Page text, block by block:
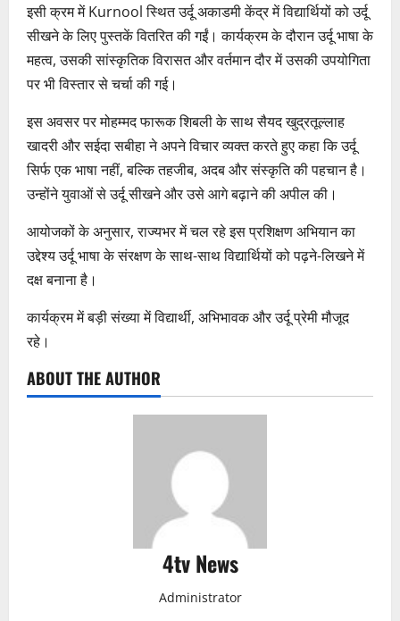
इसी क्रम में Kurnool स्थित उर्दू अकाडमी केंद्र में विद्यार्थियों को उर्दू
सीखने के लिए पुस्तकें वितरित की गईं। कार्यक्रम के दौरान उर्दू भाषा के
महत्व, उसकी सांस्कृतिक विरासत और वर्तमान दौर में उसकी उपयोगिता
पर भी विस्तार से चर्चा की गई।
इस अवसर पर मोहम्मद फारूक शिबली के साथ सैयद खुद्रतूल्लाह
खादरी और सईदा सबीहा ने अपने विचार व्यक्त करते हुए कहा कि उर्दू
सिर्फ एक भाषा नहीं, बल्कि तहजीब, अदब और संस्कृति की पहचान है।
उन्होंने युवाओं से उर्दू सीखने और उसे आगे बढ़ाने की अपील की।
आयोजकों के अनुसार, राज्यभर में चल रहे इस प्रशिक्षण अभियान का
उद्देश्य उर्दू भाषा के संरक्षण के साथ-साथ विद्यार्थियों को पढ़ने-लिखने में
दक्ष बनाना है।
कार्यक्रम में बड़ी संख्या में विद्यार्थी, अभिभावक और उर्दू प्रेमी मौजूद
रहे।
ABOUT THE AUTHOR
4tv News
Administrator